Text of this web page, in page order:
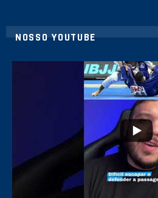
NOSSO YOUTUBE